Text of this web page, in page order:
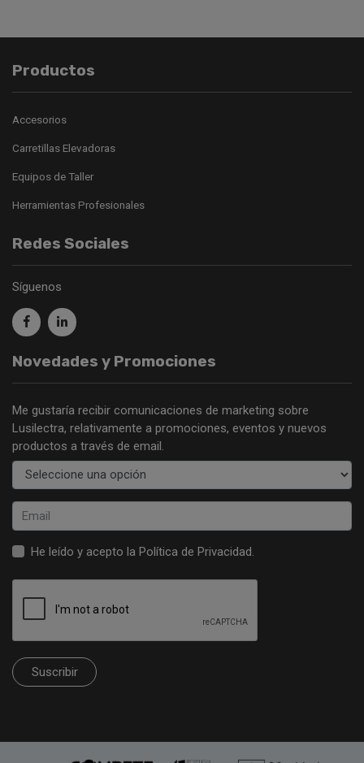
Productos
Accesorios
Carretillas Elevadoras
Equipos de Taller
Herramientas Profesionales
Redes Sociales
Síguenos
Novedades y Promociones
Me gustaría recibir comunicaciones de marketing sobre
Lusilectra, relativamente a promociones, eventos y nuevos
productos a través de email.
He leído y acepto la Política de Privacidad
Suscribir